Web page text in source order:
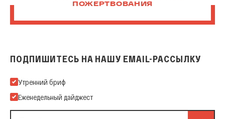
ПОЖЕРТВОВАНИЯ
ПОДПИШИТЕСЬ НА НАШУ EMAIL-РАССЫЛКУ
Подпишитесь на нашу Email-рассылку
Утренний бриф
Еженедельный дайджест